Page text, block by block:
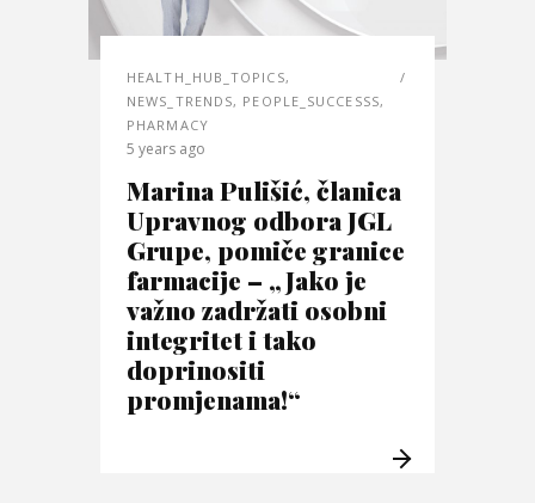
HEALTH_HUB_TOPICS,
NEWS_TRENDS, PEOPLE_SUCCESSS,
PHARMACY
5 years ago
Marina Pulišić, članica
Upravnog odbora JGL
Grupe, pomiče granice
farmacije – „Jako je
važno zadržati osobni
integritet i tako
doprinositi
promjenama!“